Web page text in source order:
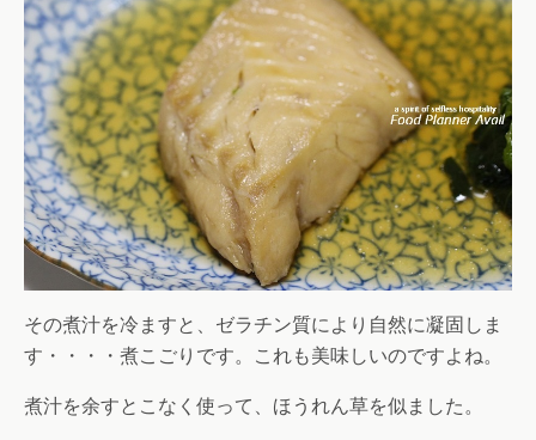
その煮汁を冷ますと、ゼラチン質により自然に凝固しま
す・・・・煮こごりです。これも美味しいのですよね。
煮汁を余すとこなく使って、ほうれん草を似ました。